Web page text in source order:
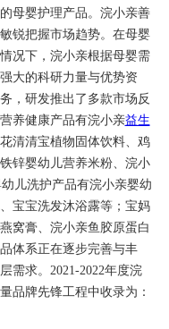
母婴护理产品。 浣小亲善
锐把握市场趋势。在母婴
况下， 浣小亲根据母婴需
大的科研力量与优势资
，研发推出了多款市场反
养健康产品有浣小亲益生
清清宝植物固体饮料、鸡
锌婴幼儿营养米粉、 浣小
儿洗护产品有浣小亲婴幼
宝宝洗发沐浴露等；宝妈
窝膏、 浣小亲鱼胶原蛋白
体系正在逐步完善与丰
需求。 2021-2022年度浣
品牌先锋工程中收录为：